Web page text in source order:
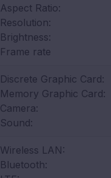
Aspect Ratio:
Resolution:
Brightness:
Frame rate
Discrete Graphic Card:
Memory Graphic Card:
Camera:
Sound:
Wireless LAN:
Bluetooth: